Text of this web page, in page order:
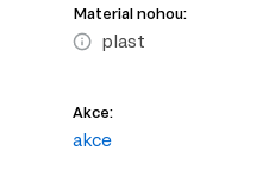
Material nohou:
plast
Akce:
akce